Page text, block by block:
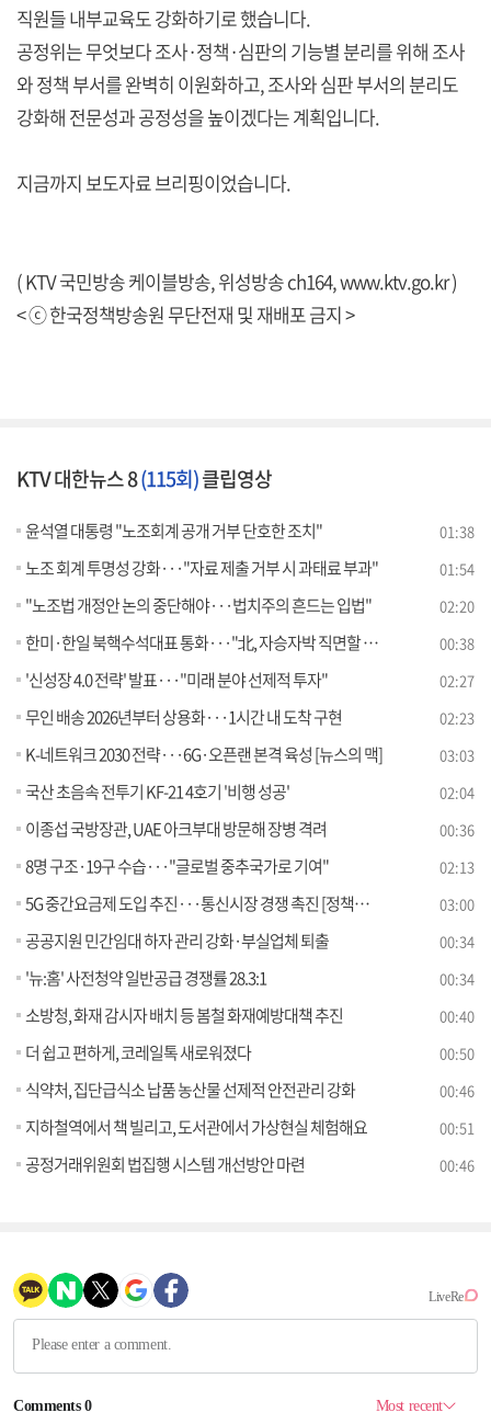
직원들 내부교육도 강화하기로 했습니다.
공정위는 무엇보다 조사·정책·심판의 기능별 분리를 위해 조사
와 정책 부서를 완벽히 이원화하고, 조사와 심판 부서의 분리도
강화해 전문성과 공정성을 높이겠다는 계획입니다.
지금까지 보도자료 브리핑이었습니다.
( KTV 국민방송 케이블방송, 위성방송 ch164,www.ktv.go.kr)
< ⓒ 한국정책방송원 무단전재 및 재배포 금지 >
KTV 대한뉴스 8(115회)클립영상
윤석열 대통령 "노조회계 공개 거부 단호한 조치" 01:38
노조 회계 투명성 강화···"자료 제출 거부 시 과태료 부과" 01:54
"노조법 개정안 논의 중단해야···법치주의 흔드는 입법" 02:20
한미·한일 북핵수석대표 통화···"北, 자승자박 직면할 것" 00:38
'신성장 4.0 전략' 발표···"미래 분야 선제적 투자" 02:27
무인 배송 2026년부터 상용화···1시간 내 도착 구현 02:23
K-네트워크 2030 전략···6G·오픈랜 본격 육성 [뉴스의 맥] 03:03
국산 초음속 전투기 KF-21 4호기 '비행 성공' 02:04
이종섭 국방장관, UAE 아크부대 방문해 장병 격려 00:36
8명 구조·19구 수습···"글로벌 중추국가로 기여" 02:13
5G 중간요금제 도입 추진···통신시장 경쟁 촉진 [정책현장+] 03:00
공공지원 민간임대 하자 관리 강화·부실업체 퇴출 00:34
'뉴:홈' 사전청약 일반공급 경쟁률 28.3:1 00:34
소방청, 화재 감시자 배치 등 봄철 화재예방대책 추진 00:40
더 쉽고 편하게, 코레일톡 새로워졌다 00:50
식약처, 집단급식소 납품 농산물 선제적 안전관리 강화 00:46
지하철역에서 책 빌리고, 도서관에서 가상현실 체험해요 00:51
공정거래위원회 법집행 시스템 개선방안 마련 00:46